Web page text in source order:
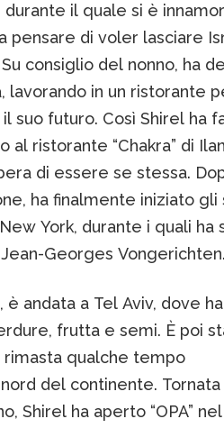
il quale si è
pensare di voler lasciare
consiglio del nonno, ha
lavorando in un ristorante
suo futuro. Così Shirel ha
ristorante “Chakra” di
di essere se stessa.
ha finalmente iniziato gli
York, durante i quali ha
Jean-Georges Vongerichten.
andata a Tel Aviv, dove
frutta e semi. È poi
rimasta qualche tempo
del continente. Tornata
Shirel ha aperto “OPA”